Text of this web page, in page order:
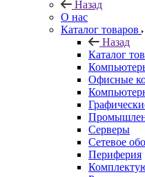
Назад
О нас
Каталог товаров
Назад
Каталог
Офисные
Серверы
Сетевое
Периферия